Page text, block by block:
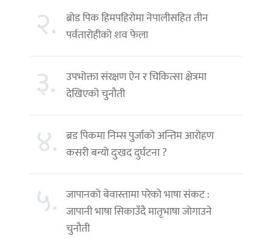
२. ब्रोड पिक हिमपहिरोमा नेपालीसहित तीन
पर्वतारोहीको शव फेला
३.
उपभोक्ता संरक्षण ऐन र चिकित्सा क्षेत्रमा
देखिएको चुनौती
४. ब्रड पिकमा निम्स पुर्जाको अन्तिम आरोहण
कसरी बन्यो दुःखद दुर्घटना ?
५. जापानको बेवास्तामा परेको भाषा संकट :
जापानी भाषा सिकाउँदै मातृभाषा जोगाउने
चुनौती